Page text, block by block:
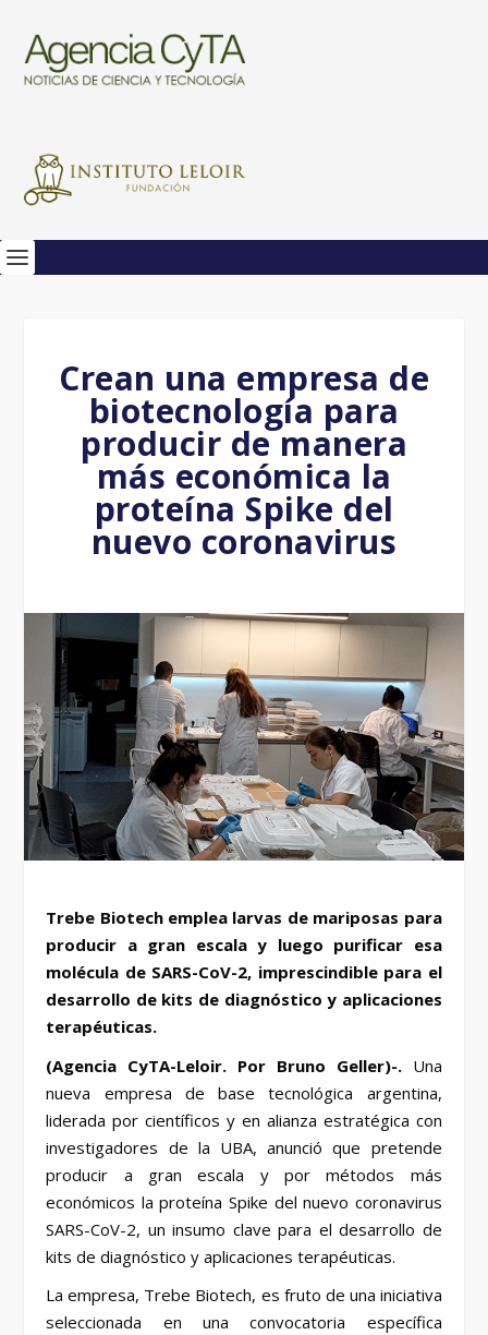
Crean una empresa de
biotecnología para
producir de manera
más económica la
proteína Spike del
nuevo coronavirus
Trebe Biotech emplea larvas de mariposas para
producir a gran escala y luego purificar esa
molécula de SARS-CoV-2, imprescindible para el
desarrollo de kits de diagnóstico y aplicaciones
terapéuticas.
(Agencia CyTA-Leloir. Por Bruno Geller)-.Una
nueva empresa de base tecnológica argentina,
liderada por científicos y en alianza estratégica con
investigadores de la UBA, anunció que pretende
producir a gran escala y por métodos más
económicos la proteína Spike del nuevo coronavirus
SARS-CoV-2, un insumo clave para el desarrollo de
kits de diagnóstico y aplicaciones terapéuticas.
La empresa, Trebe Biotech, es fruto de una iniciativa
seleccionada en una convocatoria específica